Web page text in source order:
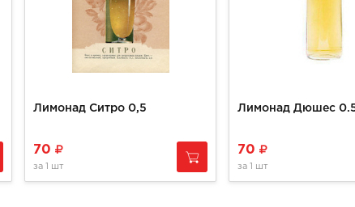
Лимонад Ситро 0,5
70
за 1 шт
Лимонад Дюшес
70
за 1 шт